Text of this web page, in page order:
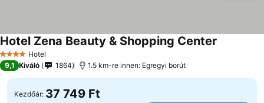
4 KategóriaHotel
Hotel Zena Beauty & Shopping Center
9,1 Kiváló 1864 1.5 km-re innen: Egregyi borút
Kezdőár: 37 749 Ft